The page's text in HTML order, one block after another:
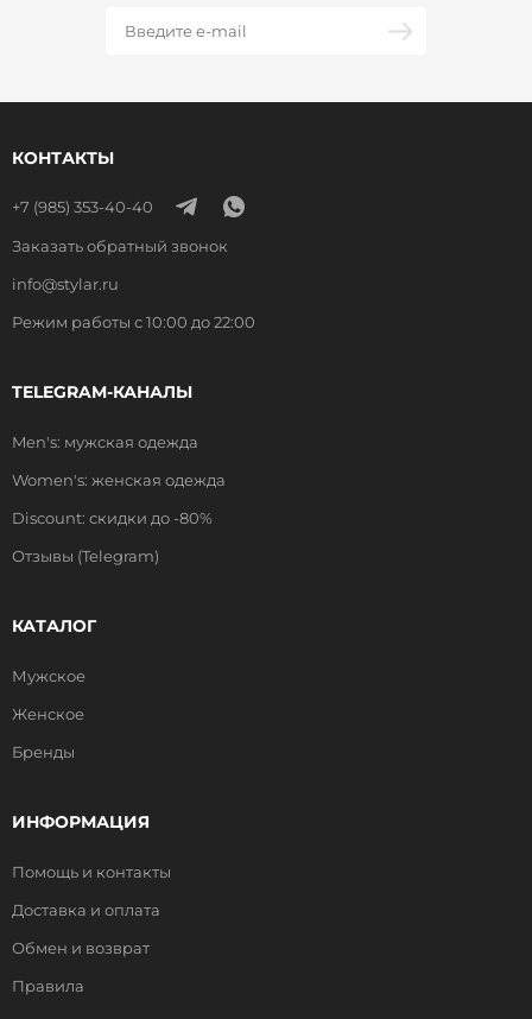
КОНТАКТЫ
+7 (985) 353-40-40
Заказать обратный звонок
info@stylar.ru
Режим работы с 10:00 до 22:00
TELEGRAM-КАНАЛЫ
Men's: мужская одежда
Women's: женская одежда
Discount: скидки до -80%
Отзывы (Telegram)
КАТАЛОГ
Мужское
Женское
Бренды
ИНФОРМАЦИЯ
Помощь и контакты
Доставка и оплата
Обмен и возврат
Правила